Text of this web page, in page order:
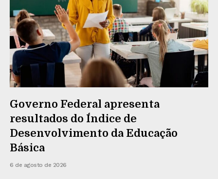
Governo Federal apresenta
resultados do Índice de
Desenvolvimento da Educação
Básica
6 de agosto de 2026